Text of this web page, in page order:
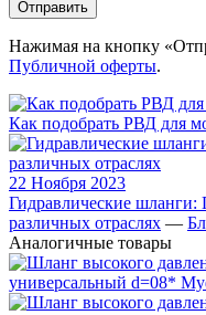
Отправить
Нажимая на кнопку
Публичной оферты.
Как подобрать РВД для
22 Ноября 2023
Гидравлические шланги:
различных отраслях —
Аналогичные товары